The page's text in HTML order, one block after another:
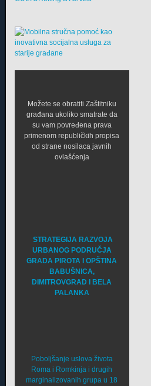
Možete se obratiti Zaštitniku
građana ukoliko smatrate da
su vam povređena prava
primenom republičkih propisa
od strane nosilaca javnih
ovlašćenja
STRATEGIJA RAZVOJA
URBANOG PODRUČJA
GRADA PIROTA I OPŠTINA
BABUŠNICA,
DIMITROVGRAD I BELA
PALANKA
Poboljšanje uslova života
Roma i Romkinja i drugih
marginalizovanih grupa u 18